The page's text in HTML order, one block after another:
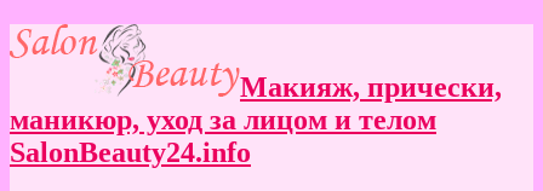
Макияж, прически,
маникюр, уход за лицом и телом
SalonBeauty24.info